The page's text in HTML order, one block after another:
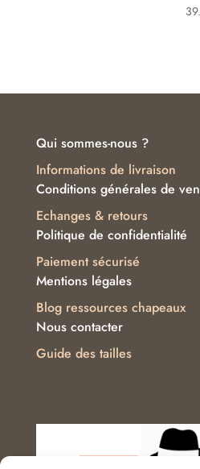
Qui sommes-nous ?
Conditions générales de
Politique de confidentialité
Mentions légales
Nous contacter
Informations de livraison
Echanges & retours
Paiement sécurisé
Blog ressources chapeaux
Guide des tailles